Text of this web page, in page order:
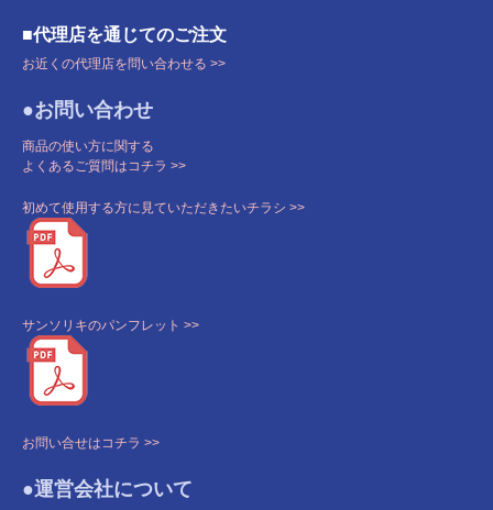
■代理店を通じてのご注文
お近くの代理店を問い合わせる >>
●お問い合わせ
商品の使い方に関する
よくあるご質問はコチラ >>
初めて使用する方に見ていただきたいチラシ >>
サンソリキのパンフレット >>
お問い合せはコチラ >>
●運営会社について